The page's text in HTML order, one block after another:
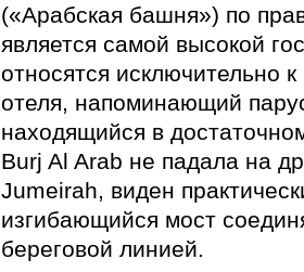
(«Арабская башня») по
является самой высокой
относятся исключительно
отеля, напоминающий
находящийся в
Burj Al Arab не падала на
Jumeirah, виден
изгибающийся мост
береговой линией.